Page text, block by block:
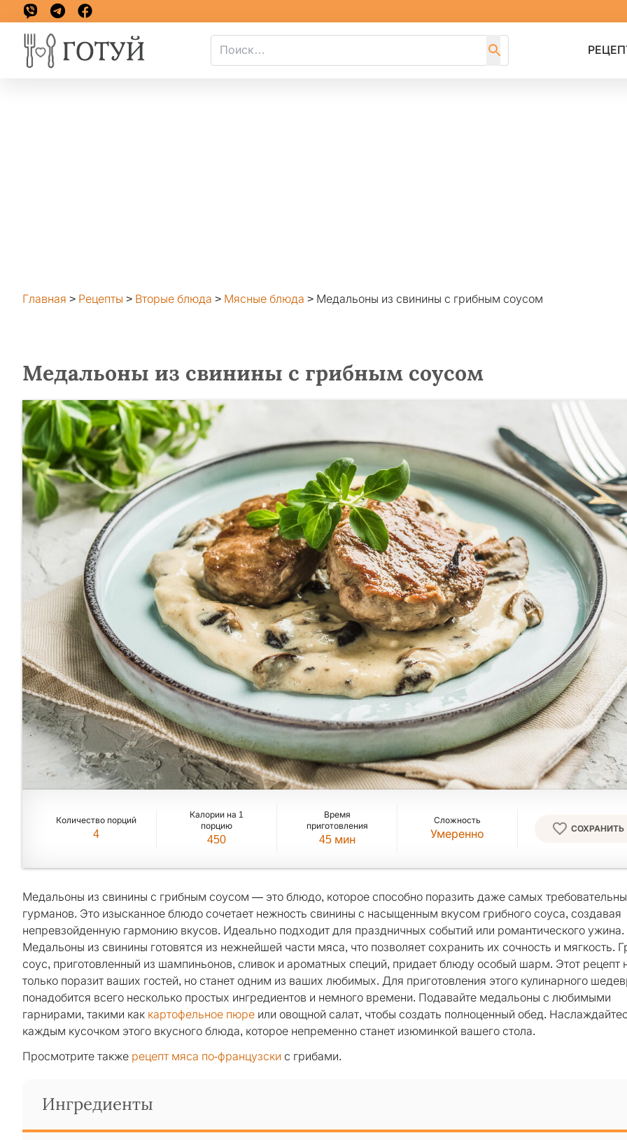
Главная > Рецепты > Вторые блюда > Мясные блюда > Медальоны из свинины с грибным соусом
Медальоны из свинины с грибным соусом
Количество порций
4
Калории на 1
порцию
450
Время
приготовления
45 мин
Сложность
Умеренно СОХРАНИТЬ
Медальоны из свинины с грибным соусом — это блюдо, которое способно поразить даже самых
гурманов. Это изысканное блюдо сочетает нежность свинины с насыщенным вкусом грибного соуса, создавая
непревзойденную гармонию вкусов. Идеально подходит для праздничных событий или романтического ужина.
Медальоны из свинины готовятся из нежнейшей части мяса, что позволяет сохранить их сочность и мягкость.
соус, приготовленный из шампиньонов, сливок и ароматных специй, придает блюду особый шарм. Этот рецепт
только поразит ваших гостей, но станет одним из ваших любимых. Для приготовления этого кулинарного
понадобится всего несколько простых ингредиентов и немного времени. Подавайте медальоны с любимыми
гарнирами, такими как картофельное пюре или овощной салат, чтобы создать полноценный обед.
каждым кусочком этого вкусного блюда, которое непременно станет изюминкой вашего стола.
Просмотрите также рецепт мяса по-французски с грибами.
Ингредиенты